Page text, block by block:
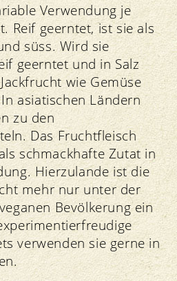
Verwendung je
Reif geerntet, ist sie als
süss. Wird sie
geerntet und in Salz
wie Gemüse
asiatischen Ländern
zu den
Das Fruchtfleisch
schmackhafte Zutat in
Hierzulande ist die
mehr nur unter der
Bevölkerung ein
verwenden sie gerne in